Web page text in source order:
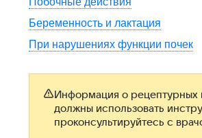
Беременность и лактация
При нарушениях функции почек
Информация о рецептурных
должны использовать
проконсультируйтесь с